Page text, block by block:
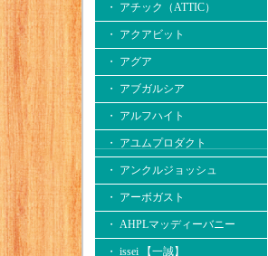
・ アチック（ATTIC）
・ アクアビット
・ アグア
・ アブガルシア
・ アルフハイト
・ アユムプロダクト
・ アンクルジョッシュ
・ アーボガスト
・ AHPLマッディーバニー
・ issei 【一誠】